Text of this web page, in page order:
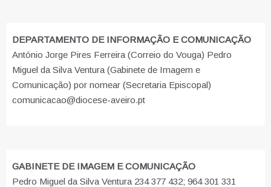
DEPARTAMENTO DE INFORMAÇÃO E COMUNICAÇÃO
António Jorge Pires Ferreira (Correio do Vouga) Pedro
Miguel da Silva Ventura (Gabinete de Imagem e
Comunicação) por nomear (Secretaria Episcopal)
comunicacao@diocese-aveiro.pt
GABINETE DE IMAGEM E COMUNICAÇÃO
Pedro Miguel da Silva Ventura 234 377 432; 964 301 331